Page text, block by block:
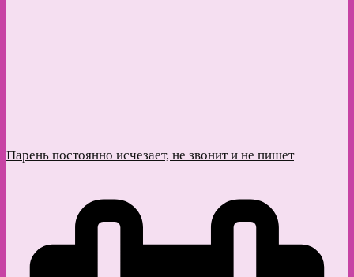
Парень постоянно исчезает, не звонит и не пишет